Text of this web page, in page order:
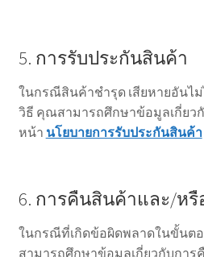
5. การรับประกันสินค้า
ในกรณีสินค้าชำรุด เสียหายอันไม่
วิธี คุณสามารถศึกษาข้อมูลเกี่ยว
หน้า นโยบายการรับประกันสินค้า
6. การคืนสินค้าและ/หรื
ในกรณีที่เกิดข้อผิดพลาดในขั้นต
สามารถศึกษาข้อมูลเกี่ยวกับการ